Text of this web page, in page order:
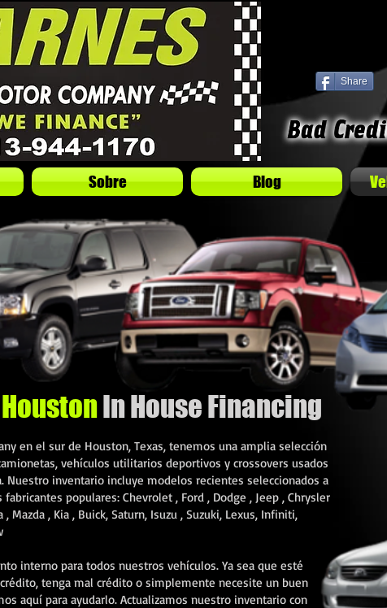
Share
en el sur de Houston, Texas, tenemos una amplia selección
vehículos utilitarios deportivos y crossovers usados
Nuestro inventario incluye modelos recientes seleccionados a
populares: Chevrolet , Ford , Dodge , Jeep , Chrysler
, Mazda , Kia , Buick, Saturn, Isuzu , Suzuki, Lexus, Infiniti,
interno para todos nuestros vehículos. Ya sea que esté
tenga mal crédito o simplemente necesite un buen
aquí para ayudarlo. Actualizamos nuestro inventario con
In House Financing
Sobre Blog